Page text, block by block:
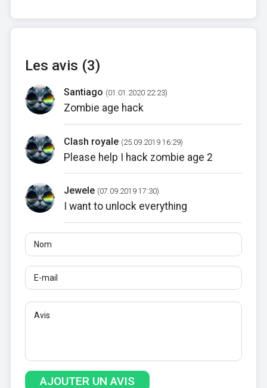
Les avis (3)
Santiago (01.01.2020 22:23)
Zombie age hack
Clash royale (25.09.2019 16:29)
Please help I hack zombie age 2
Jewele (07.09.2019 17:30)
I want to unlock everything
Nom
E-mail
Avis
Au moins 10 caractères. Les liens ne sont pas autorisés.